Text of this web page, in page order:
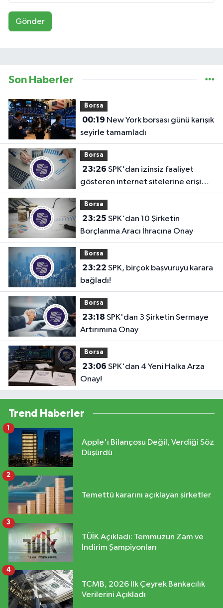
Gönder
Son Haberler
Borsa
00:19
seyirle tamamladı
Borsa
23:26
gösteren internet sitelerine erişim
engeli!
Borsa
23:25
Borçlanma Aracı İhracına Onay
Borsa
23:22
bağladı!
Borsa
23:18
Artırımına Onay
Borsa
23:06
Onay!
Trend Haberler
Apple'ı Bilançosu Değil, Verdiği Söz
Düşürdü
1
Temettü kararını açıklayan şirketler
2
TÜİK Açıkladı: Temmuzun Zam ve
İndirim Şampiyonları
3
TCMB, 2026 İlk Çeyrek Bankacılık
Verilerini Açıkladı
4